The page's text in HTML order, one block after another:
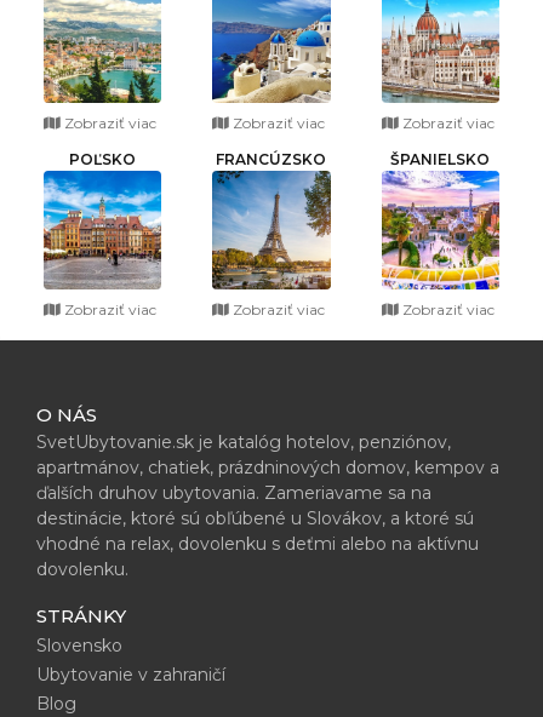
Zobraziť viac Zobraziť viac Zobraziť viac
POĽSKO
Zobraziť viac
FRANCÚZSKO
Zobraziť viac
ŠPANIELSKO
Zobraziť viac
O NÁS
SvetUbytovanie.sk je katalóg hotelov, penziónov,
apartmánov, chatiek, prázdninových domov, kempov a
ďalších druhov ubytovania. Zameriavame sa na
destinácie, ktoré sú obľúbené u Slovákov, a ktoré sú
vhodné na relax, dovolenku s deťmi alebo na aktívnu
dovolenku.
STRÁNKY
Slovensko
Ubytovanie v zahraničí
Blog